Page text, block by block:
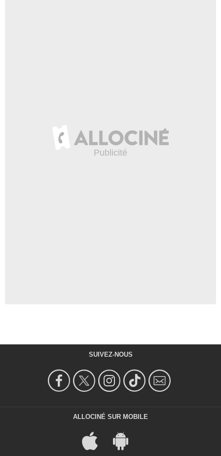
SUIVEZ-NOUS
ALLOCINÉ SUR MOBILE